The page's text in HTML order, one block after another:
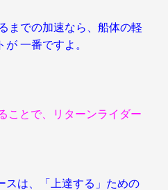
までの加速なら、船体の軽
一番ですよ。
ことで、リターンライダー
は、「上達する」ための